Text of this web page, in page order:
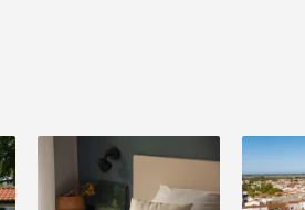
Image Image